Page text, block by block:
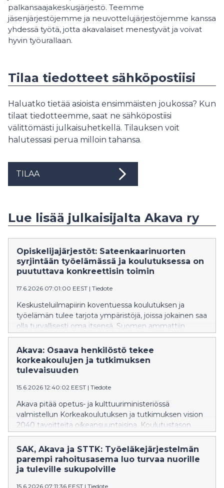
palkansaajakeskusjärjestö. Teemme
jäsenjärjestöjemme ja neuvottelujärjestöjemme kanssa
yhdessä työtä, jotta akavalaiset menestyvät ja voivat
hyvin työurallaan.
Tilaa tiedotteet sähköpostiisi
Haluatko tietää asioista ensimmäisten joukossa? Kun
tilaat tiedotteemme, saat ne sähköpostiisi
välittömästi julkaisuhetkellä. Tilauksen voit
halutessasi perua milloin tahansa.
TILAA
Lue lisää julkaisijalta Akava ry
Opiskelijajärjestöt: Sateenkaarinuorten
syrjintään työelämässä ja koulutuksessa on
puututtava konkreettisin toimin
17.6.2026 07:01:00 EEST | Tiedote
Keskusteluilmapiirin koventuessa koulutuksen ja
työelämän tulee tarjota ympäristöjä, joissa jokainen saa
olla turvallisesti oma itsensä. Suomen ammattiin
opiskelevien liitto SAKKI ry, Akavan opiskelijat ja STTK-
Opiskelijat vaativat työelämään konkreettisia toimia
syrjinnän ehkäisemiseksi ja yhdenvertaisuuden
edistämiseksi, kuten esihenkilöiden kouluttamista ja
Akava: Osaava henkilöstö tekee
korkeakoulujen ja tutkimuksen
tulevaisuuden
15.6.2026 12:40:02 EEST | Tiedote
Akava pitää opetus- ja kulttuuriministeriössä
valmistellun Korkeakoulutuksen ja tutkimuksen vision
2040 tavoitteita oikeansuuntaisina. Koulutustason
nostaminen, laadun vahvistaminen, tieteen vapauden
turvaaminen sekä jatkuvan oppimisen kehittäminen
ovat välttämättömiä toimia Suomen sivistyksen,
kilpailukyvyn ja kestävän kasvun vahvistamiseksi.
SAK, Akava ja STTK: Työeläkejärjestelmän
parempi rahoitusasema luo turvaa nuorille
ja tuleville sukupolville
15.6.2026 07:11:36 EEST | Tiedote